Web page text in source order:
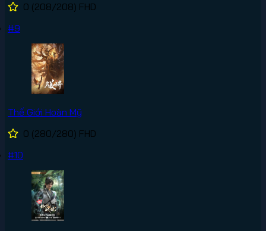
0 (208/208) FHD
#9
Thế Giới Hoàn Mỹ
0 (280/280) FHD
#10